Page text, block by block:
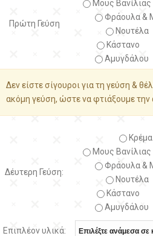
Πρώτη Γεύση
Μους Βανίλιας
Φράουλα &
Νουτέλα
Κάστανο
Αμυγδάλου
Δεν είστε σίγουροι για τη γεύση &
ακόμη γεύση, ώστε να φτιάξουμε την
Δέυτερη Γεύση:
Κρέμα
Μους Βανίλιας
Φράουλα &
Νουτέλα
Κάστανο
Αμυγδάλου
Επιπλέον υλικά: